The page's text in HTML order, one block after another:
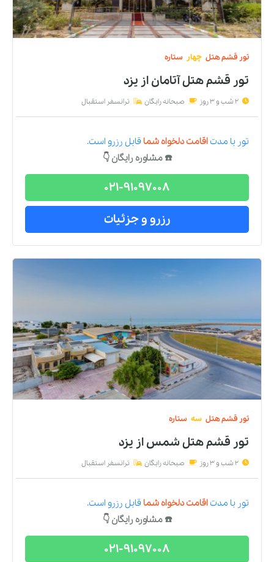
تور قشمهتل چهار ستاره
تور قشم هتل آتاماناز یزد
2 شب و 3 روز صبحانه رایگان ترانسفر استقبال
تور با مدتاقامت دلخواه شما قابل رزرو است.
☎️ مشاوره رایگان 👇
021-91097008
رزرو و جزئیات
تور قشمهتل سه ستاره
تور قشم هتل شمساز یزد
2 شب و 3 روز صبحانه رایگان ترانسفر استقبال
تور با مدتاقامت دلخواه شما قابل رزرو است.
☎️ مشاوره رایگان 👇
021-91097008